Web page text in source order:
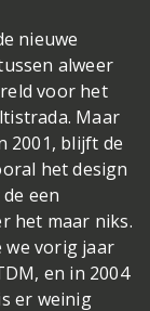
nieuwe
alweer
voor het
Maar
2001, blijft de
het design
een
het maar niks.
we vorig jaar
en in 2004
er weinig